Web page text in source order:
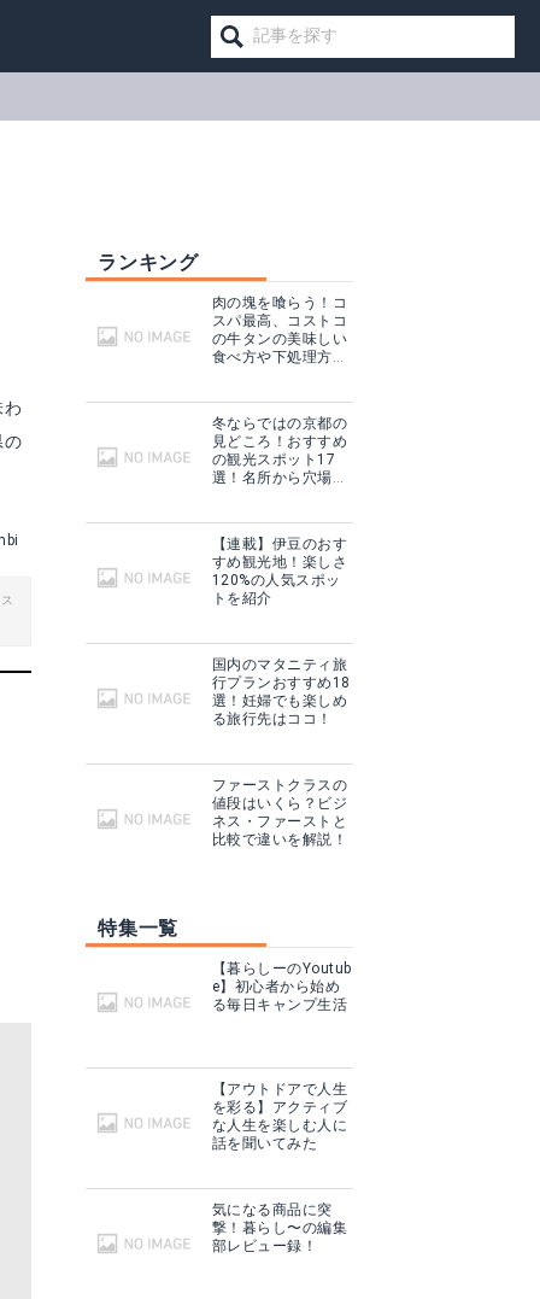
の
ランキング
肉の塊を喰らう！コ
スパ最高、コストコ
の牛タンの美味しい
食べ方や下処理方法
冬ならではの京都の
見どころ！おすすめ
の観光スポット17
選！名所から穴場ま
【連載】伊豆のおす
すめ観光地！楽しさ
120%の人気スポッ
トを紹介
国内のマタニティ旅
行プランおすすめ18
選！妊婦でも楽しめ
る旅行先はココ！
ファーストクラスの
値段はいくら？ビジ
ネス・ファーストと
比較で違いを解説！
特集一覧
【暮らしーのYoutub
e】初心者から始め
る毎日キャンプ生活
【アウトドアで人生
を彩る】アクティブ
な人生を楽しむ人に
話を聞いてみた
気になる商品に突
撃！暮らし〜の編集
部レビュー録！